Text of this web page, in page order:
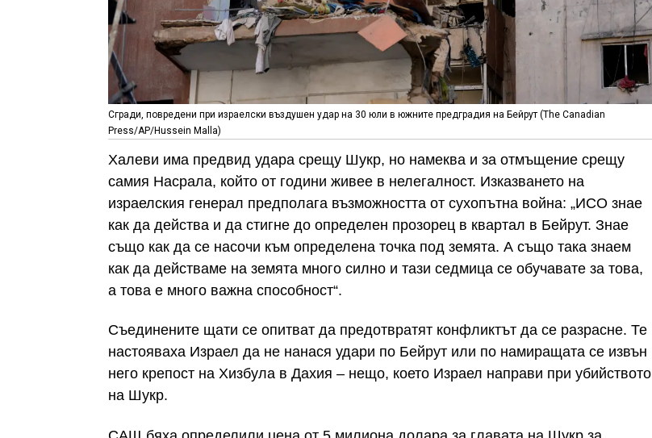
Сгради, повредени при израелски въздушен удар на 30 юли в южните предградия на Бейрут (The Canadian
Press/AP/Hussein Malla)
Халеви има предвид удара срещу Шукр, но намеква и за отмъщение срещу
самия Насрала, който от години живее в нелегалност. Изказването на
израелския генерал предполага възможността от сухопътна война: „ИСО знае
как да действа и да стигне до определен прозорец в квартал в Бейрут. Знае
също как да се насочи към определена точка под земята. А също така знаем
как да действаме на земята много силно и тази седмица се обучавате за това,
а това е много важна способност“.
Съединените щати се опитват да предотвратят конфликтът да се разрасне. Те
настояваха Израел да не нанася удари по Бейрут или по намиращата се извън
него крепост на Хизбула в Дахия – нещо, което Израел направи при убийството
на Шукр.